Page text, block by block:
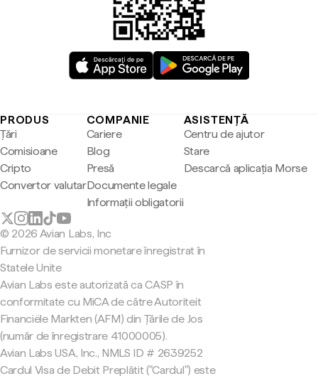
PRODUS
Țări
Comisioane
Cripto
Convertor valutar
COMPANIE
Cariere
Blog
Presă
Documente legale
Informații obligatorii
ASISTENȚĂ
Centru de ajutor
Stare
Descarcă aplicația Morse
© 2026 Avian Labs, Inc
Furnizor de servicii monetare înregistrat în
Statele Unite
Avian Labs este autorizată ca CASP în
conformitate cu MiCA de către Autoriteit
Financiële Markten (AFM) din Țările de Jos
(număr de înregistrare 41000005).
Avian Labs USA, Inc., NMLS ID # 2639252
Cardul Visa de Debit Preplătit ("Cardul") este